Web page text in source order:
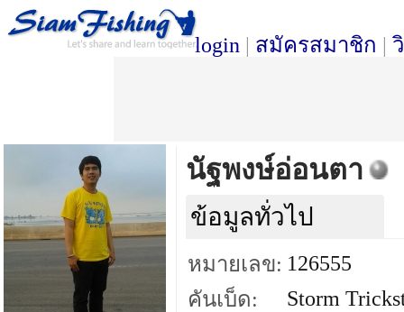
login | สมัครสมาชิก |
นัฐพงษ์อ่อนตา
ข้อมูลทั่วไป
หมายเลข: 126555
คันเบ็ด:
Storm